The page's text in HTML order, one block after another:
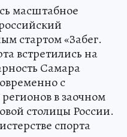
масштабное
стартом «Забег.
встретились на
Самара
с
в заочном
столицы России.
спорта